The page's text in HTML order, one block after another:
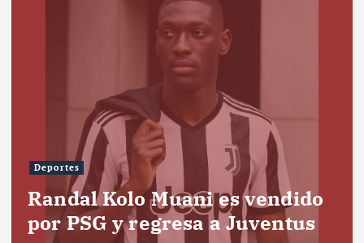
Deportes
Randal Kolo Muani es vendido
por PSG y regresa a Juventus